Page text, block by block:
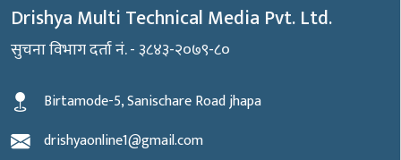
Drishya Multi Technical Media Pvt. Ltd.
सुचना विभाग दर्ता नं. - ३८४३-२०७९-८०
Birtamode-5, Sanischare Road jhapa
drishyaonline1@gmail.com